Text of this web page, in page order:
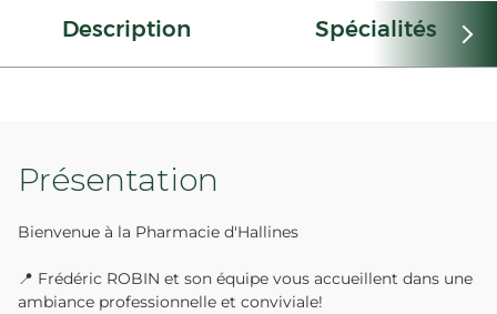
Description Spécialités
Présentation
Bienvenue à la Pharmacie d'Hallines
📍 Frédéric ROBIN et son équipe vous accueillent dans une
ambiance professionnelle et conviviale!